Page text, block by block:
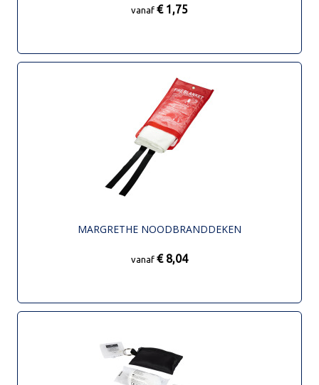
vanaf € 1,75
MARGRETHE NOODBRANDDEKEN
vanaf € 8,04